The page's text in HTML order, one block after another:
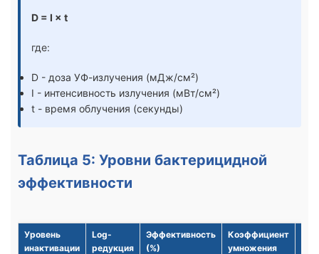
D = I × t
где:
D - доза УФ-излучения (мДж/см²)
I - интенсивность излучения (мВт/см²)
t - время облучения (секунды)
Таблица 5: Уровни бактерицидной
эффективности
Уровень
инактивации
Log-
редукция
Эффективность
(%)
Коэффициент
умножения